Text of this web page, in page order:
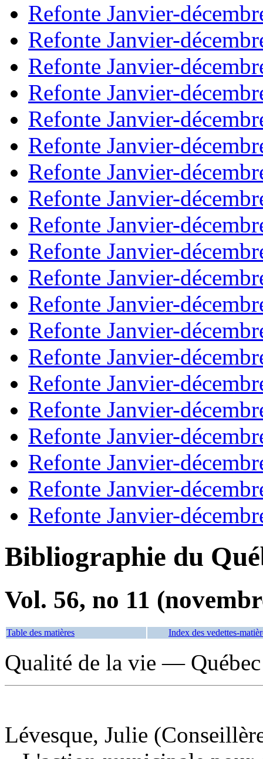
Refonte Janvier-
Refonte Janvier-
Refonte Janvier-
Refonte Janvier-
Refonte Janvier-
Refonte Janvier-
Refonte Janvier-
Refonte Janvier-
Refonte Janvier-
Refonte Janvier-
Refonte Janvier-
Refonte Janvier-
Refonte Janvier-
Refonte Janvier-
Refonte Janvier-
Refonte Janvier-
Refonte Janvier-
Refonte Janvier-
Refonte Janvier-
Refonte Janvier-
Bibliographie du
Vol. 56, no 11
Table des matières Index des vedettes-
Qualité de la vie —
Lévesque, Julie